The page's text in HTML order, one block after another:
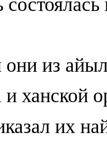
из
и ханской
их